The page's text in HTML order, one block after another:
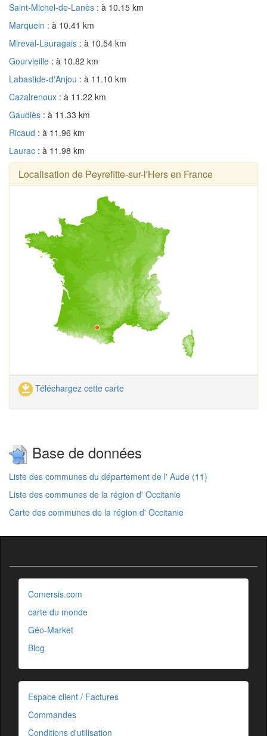
Saint-Michel-de-Lanès : à 10.15 km
Marquein : à 10.41 km
Mireval-Lauragais : à 10.54 km
Gourvieille : à 10.82 km
Labastide-d'Anjou : à 11.10 km
Cazalrenoux : à 11.22 km
Gaudiès : à 11.33 km
Ricaud : à 11.96 km
Laurac : à 11.98 km
Localisation de Peyrefitte-sur-l'Hers en France
Téléchargez cette carte
Base de données
Liste des communes du département de l' Aude (11)
Liste des communes de la région d' Occitanie
Carte des communes de la région d' Occitanie
Comersis.com
carte du monde
Géo-Market
Blog
Espace client / Factures
Commandes
Conditions d'utilisation